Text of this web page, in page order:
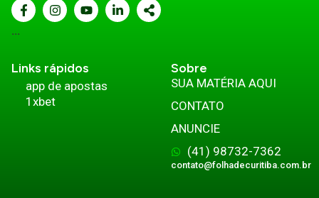
...
Links rápidos
app de apostas
1xbet
Sobre
SUA MATÉRIA AQUI
CONTATO
ANUNCIE
(41) 98732-7362
contato@folhadecuritiba.com.br